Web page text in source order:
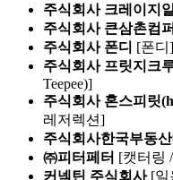
주식회사 크레이지
주식회사 큰삼촌컴
주식회사 폰디 [폰디]
주식회사 프릿지크
Teepee)]
주식회사 혼스피릿
레저렉션]
주식회사한국부동
㈜피터페터 [캣터링
커넥틴 주식회사[일